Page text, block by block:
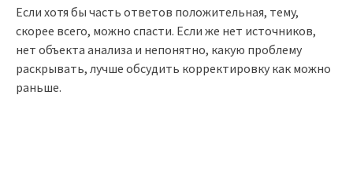
Если хотя бы часть ответов положительная, тему,
скорее всего, можно спасти. Если же нет источников,
нет объекта анализа и непонятно, какую проблему
раскрывать, лучше обсудить корректировку как можно
раньше.